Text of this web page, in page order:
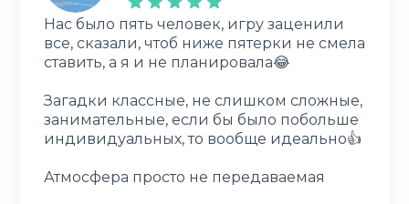
Нас было пять человек, игру заценили
все, сказали, чтоб ниже пятерки не смела
ставить, а я и не планировала😂
Загадки классные, не слишком сложные,
занимательные, если бы было побольше
индивидуальных, то вообще идеально👍
Атмосфера просто не передаваемая